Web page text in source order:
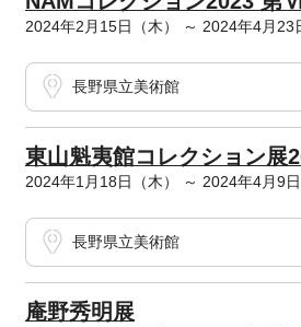
2024年2月15日（木） ～ 2024年4月23
長野県立美術館
東山魁夷館コレクション展
2024年1月18日（木） ～ 2024年4月9日
長野県立美術館
庵野秀明展